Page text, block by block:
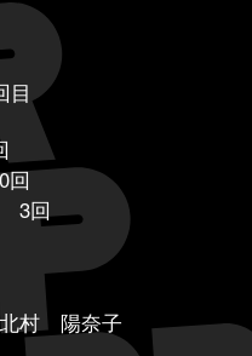
目
回
3回
北村 陽奈子